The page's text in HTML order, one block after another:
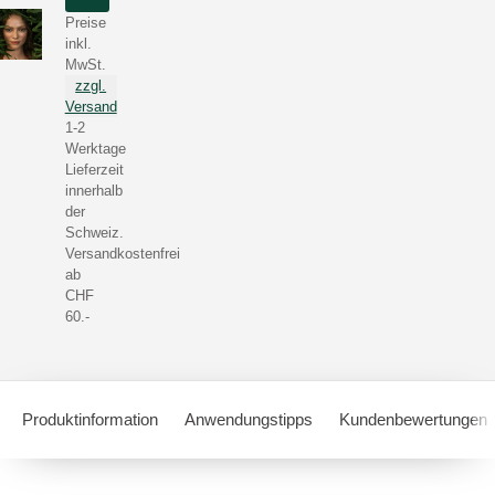
Preise
inkl.
MwSt.
zzgl.
Versand
1-2
Werktage
Lieferzeit
innerhalb
der
Schweiz.
Versandkostenfrei
ab
CHF
60.-
Produktinformation Anwendungstipps Kundenbewertungen